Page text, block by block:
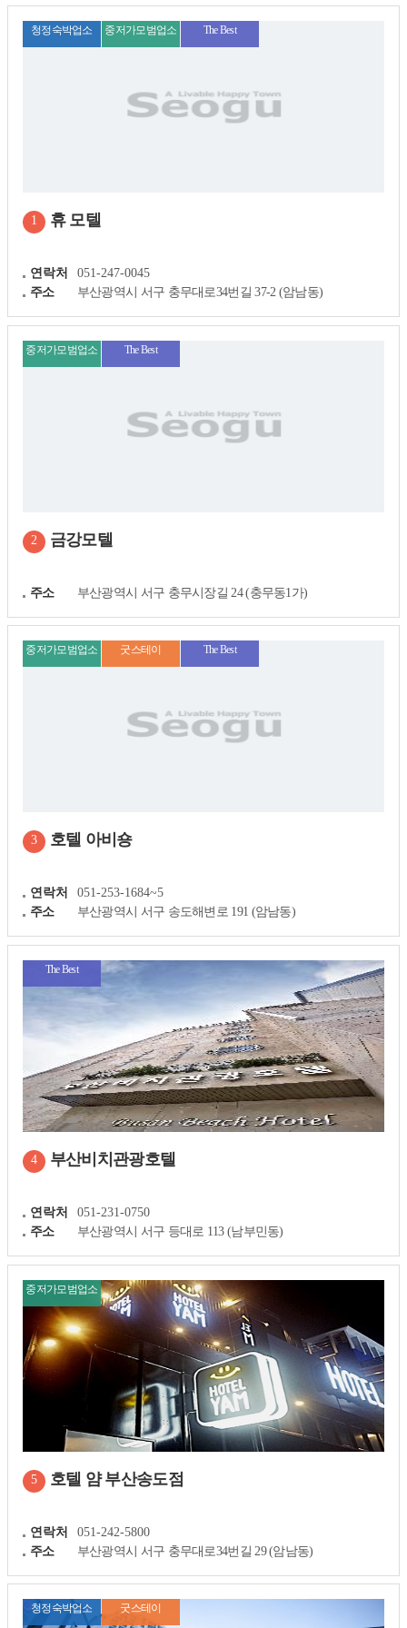
청정숙박업소 중저가모범업소 The Best
1 휴 모텔
연락처
051-247-0045
주소
부산광역시 서구 충무대로34번길 37-2 (암남동)
중저가모범업소 The Best
2 금강모텔
연락처
주소 부산광역시 서구 충무시장길 24 (충무동1가)
중저가모범업소 굿스테이 The Best
3 호텔 아비숑
연락처
051-253-1684~5
주소
부산광역시 서구 송도해변로 191 (암남동)
The Best
4 부산비치관광호텔
연락처
051-231-0750
주소
부산광역시 서구 등대로 113 (남부민동)
중저가모범업소
5 호텔 얌 부산송도점
연락처
051-242-5800
주소
부산광역시 서구 충무대로34번길 29 (암남동)
청정숙박업소 굿스테이